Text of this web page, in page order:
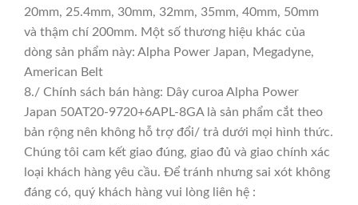
20mm, 25.4mm, 30mm, 32mm, 35mm, 40mm, 50mm
và thậm chí 200mm. Một số thương hiệu khác của
dòng sản phẩm này: Alpha Power Japan, Megadyne,
American Belt
8./ Chính sách bán hàng: Dây curoa Alpha Power
Japan 50AT20-9720+6APL-8GA là sản phẩm cắt theo
bản rộng nên không hỗ trợ đổi/ trả dưới mọi hình thức.
Chúng tôi cam kết giao đúng, giao đủ và giao chính xác
loại khách hàng yêu cầu. Để tránh nhưng sai xót không
đáng có, quý khách hàng vui lòng liên hệ :